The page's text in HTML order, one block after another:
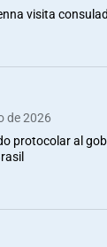
visita
de 2026
protocolar al